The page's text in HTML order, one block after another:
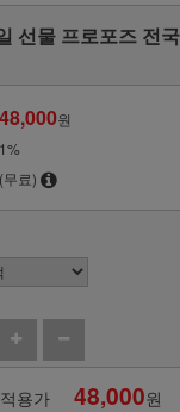
선물 프로포즈 전국
48,000원
1%
(무료)
용가 48,000원